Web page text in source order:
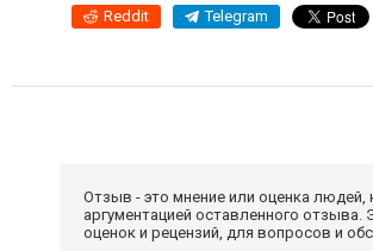
Reddit Telegram
Отзыв - это мнение или оценка людей,
аргументацией оставленного
оценок и рецензий, для вопросов и